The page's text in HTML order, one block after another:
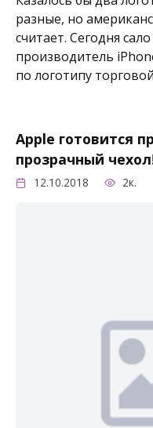
разные, но
считает. Сегодня
производитель
по логотипу
Apple готовится
прозрачный
12.10.2018 2к.